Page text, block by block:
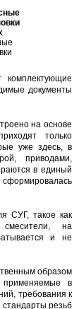
документы
на основе
только
уже здесь, в
приводами,
в единый
сформировалась
СУГ, такое как
смесители, на
и не
образом
применяемые в
требования к
резьб